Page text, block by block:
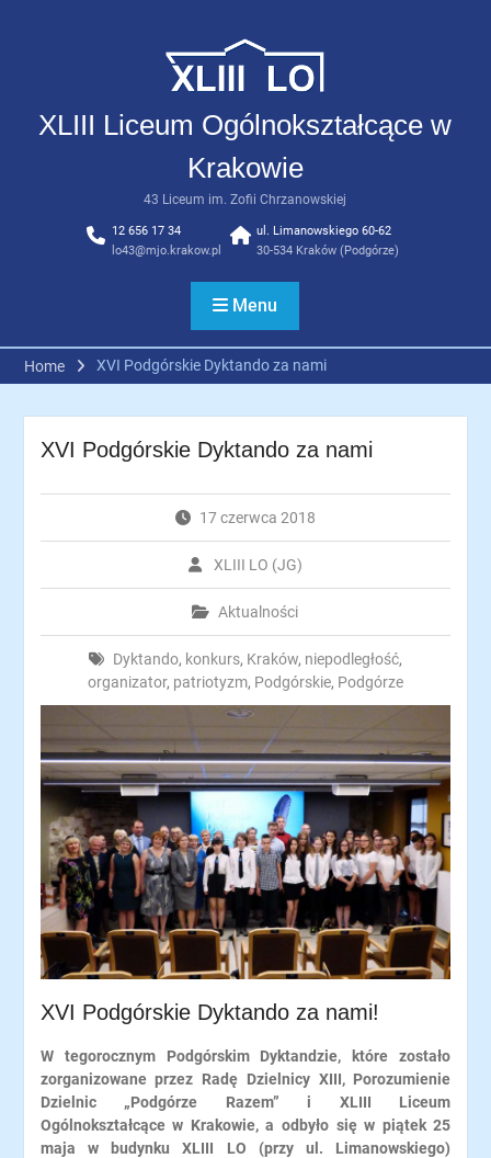
XLIII Liceum Ogólnokształcące w
Krakowie
43 Liceum im. Zofii Chrzanowskiej
12 656 17 34
lo43@mjo.krakow.pl
ul. Limanowskiego 60-62
30-534 Kraków (Podgórze)
Menu
Home XVI Podgórskie Dyktando za nami
XVI Podgórskie Dyktando za nami
17 czerwca 2018
XLIII LO (JG)
Aktualności
Dyktando, konkurs, Kraków, niepodległość,
organizator, patriotyzm, Podgórskie, Podgórze
XVI Podgórskie Dyktando za nami!
W tegorocznym Podgórskim Dyktandzie, które zostało
zorganizowane przez Radę Dzielnicy XIII, Porozumienie
Dzielnic „Podgórze Razem” i XLIII Liceum
Ogólnokształcące w Krakowie, a odbyło się w piątek 25
maja w budynku XLIII LO (przy ul. Limanowskiego)